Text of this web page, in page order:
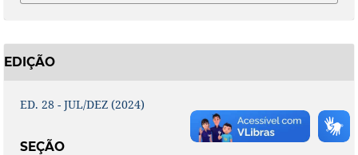
EDIÇÃO
ED. 28 - JUL/DEZ (2024)
SEÇÃO